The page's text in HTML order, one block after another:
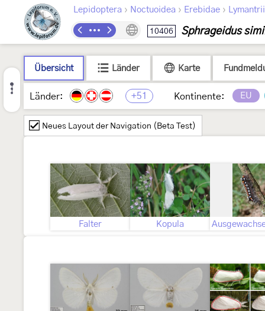
Lepidoptera › Noctuoidea › Erebidae ›
10406 Sphrageidus
Übersicht Länder Karte
Länder: +51 Kontinente: EU
Neues Layout der Navigation (Beta Test)
Falter Kopula